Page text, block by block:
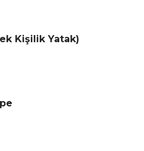
Kişilik Yatak)